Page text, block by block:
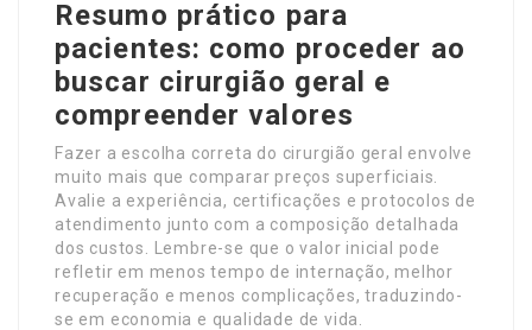
Resumo prático para
pacientes: como proceder ao
buscar cirurgião geral e
compreender valores
Fazer a escolha correta do cirurgião geral envolve
muito mais que comparar preços superficiais.
Avalie a experiência, certificações e protocolos de
atendimento junto com a composição detalhada
dos custos. Lembre-se que o valor inicial pode
refletir em menos tempo de internação, melhor
recuperação e menos complicações, traduzindo-
se em economia e qualidade de vida.